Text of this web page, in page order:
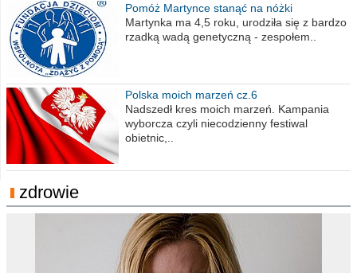
Pomóż Martynce stanąć na nóżki
Martynka ma 4,5 roku, urodziła się z bardzo
rzadką wadą genetyczną - zespołem..
Polska moich marzeń cz.6
Nadszedł kres moich marzeń. Kampania
wyborcza czyli niecodzienny festiwal
obietnic,..
zdrowie